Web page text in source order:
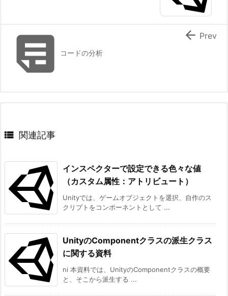
 コードの分析
 Prev
 関連記事
インスペクターで設定できる色々な値
（カスタム属性：アトリビュート）
Unityでは、ゲームオブジェクトを選択、自作のス
クリプトをコンポーネントとして ...
UnityのComponentクラスの派生クラス
に関する資料
ni 本資料では、UnityのComponentクラスの概要
と、そこから派生する ...